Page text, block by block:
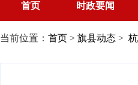
首页 时政要闻
当前位置： 首页 > 旗县动态 >